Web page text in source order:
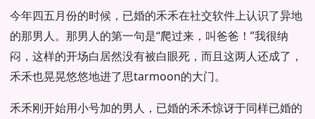
今年四五月份的时候，已婚的禾禾在社交软件上认识了异地
的那男人。那男人的第一句是“爬过来，叫爸爸！”我很纳
闷，这样的开场白居然没有被白眼死，而且这两人还成了，
禾禾也晃晃悠悠地进了思tarmoon的大门。
禾禾刚开始用小号加的男人，已婚的禾禾惊讶于同样已婚的